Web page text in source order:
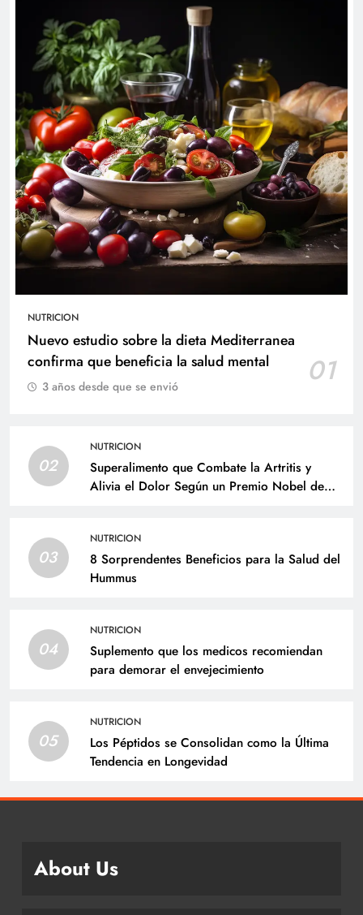
NUTRICION
Nuevo estudio sobre la dieta Mediterranea
confirma que beneficia la salud mental
01
3 años desde que se envió
02
NUTRICION
Superalimento que Combate la Artritis y
Alivia el Dolor Según un Premio Nobel de
03
NUTRICION
8 Sorprendentes Beneficios para la Salud del
Hummus
04
NUTRICION
Suplemento que los medicos recomiendan
para demorar el envejecimiento
05
NUTRICION
Los Péptidos se Consolidan como la Última
Tendencia en Longevidad
About Us